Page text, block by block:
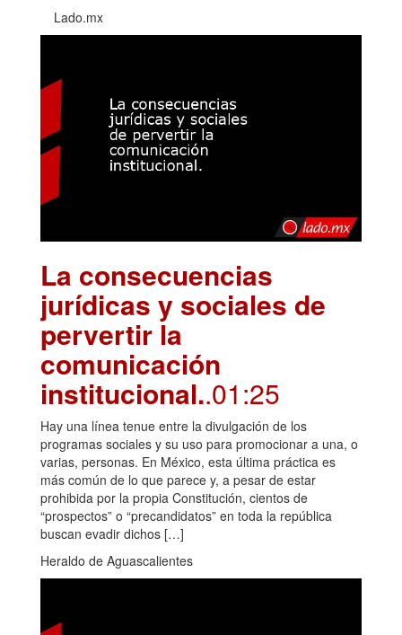
Lado.mx
La consecuencias
jurídicas y sociales de
pervertir la
comunicación
institucional..01:25
Hay una línea tenue entre la divulgación de los
programas sociales y su uso para promocionar a una, o
varias, personas. En México, esta última práctica es
más común de lo que parece y, a pesar de estar
prohibida por la propia Constitución, cientos de
“prospectos” o “precandidatos” en toda la república
buscan evadir dichos […]
Heraldo de Aguascalientes